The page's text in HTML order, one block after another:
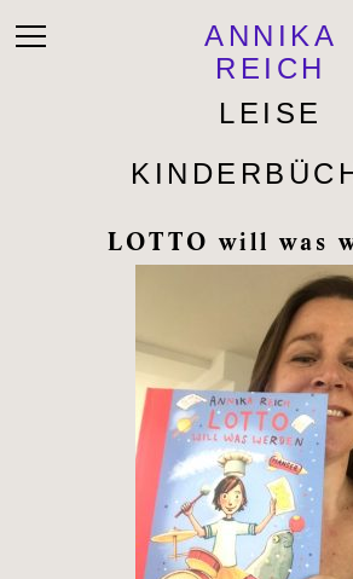
ANNIKA
REICH
LEISE
LOTTO will was